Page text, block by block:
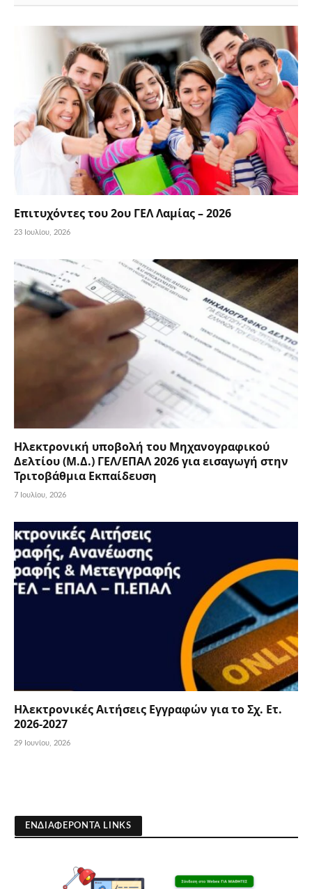
Επιτυχόντες του 2ου ΓΕΛ Λαμίας – 2026
23 Ιουλίου, 2026
Ηλεκτρονική υποβολή του Μηχανογραφικού
Δελτίου (Μ.Δ.) ΓΕΛ/ΕΠΑΛ 2026 για εισαγωγή στην
Τριτοβάθμια Εκπαίδευση
7 Ιουλίου, 2026
Ηλεκτρονικές Αιτήσεις Εγγραφών για το Σχ. Ετ.
2026-2027
29 Ιουνίου, 2026
ΕΝΔΙΑΦΕΡΟΝΤΑ LINKS